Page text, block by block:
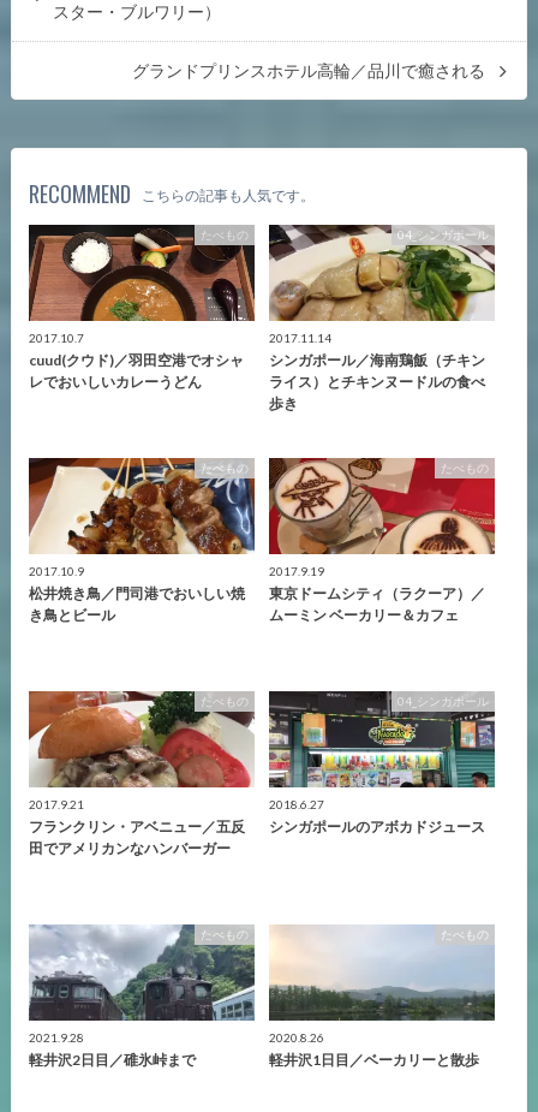
スター・ブルワリー）
グランドプリンスホテル高輪／品川で癒される
RECOMMEND こちらの記事も人気です。
たべもの
2017.10.7
cuud(クウド)／羽田空港でオシャ
レでおいしいカレーうどん
04_シンガポール
2017.11.14
シンガポール／海南鶏飯（チキン
ライス）とチキンヌードルの食べ
歩き
たべもの
2017.10.9
松井焼き鳥／門司港でおいしい焼
き鳥とビール
たべもの
2017.9.19
東京ドームシティ（ラクーア）／
ムーミン ベーカリー＆カフェ
たべもの
2017.9.21
フランクリン・アベニュー／五反
田でアメリカンなハンバーガー
04_シンガポール
2018.6.27
シンガポールのアボカドジュース
たべもの
2021.9.28
軽井沢2日目／碓氷峠まで
たべもの
2020.8.26
軽井沢1日目／ベーカリーと散歩